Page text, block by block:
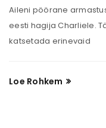
Aileni pöörane
eesti hagija Charliele.
katsetada erinevaid
Loe Rohkem